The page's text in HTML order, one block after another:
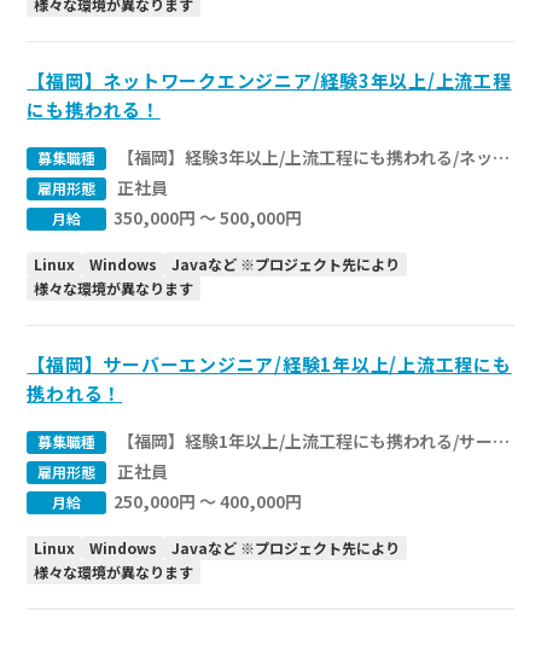
様々な環境が異なります
【福岡】ネットワークエンジニア/経験3年以上/上流工程
にも携われる！
募集職種 【福岡】経験3年以上/上流工程にも携われる/ネットワークエンジニア
雇用形態 正社員
月給 350,000円 〜 500,000円
Linux Windows
Javaなど ※プロジェクト先により
様々な環境が異なります
【福岡】サーバーエンジニア/経験1年以上/上流工程にも
携われる！
募集職種 【福岡】経験1年以上/上流工程にも携われる/サーバーエンジニア
雇用形態 正社員
月給 250,000円 〜 400,000円
Linux Windows
Javaなど ※プロジェクト先により
様々な環境が異なります